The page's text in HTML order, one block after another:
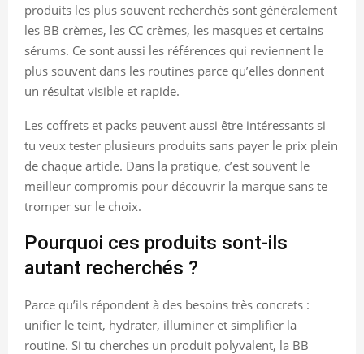
produits les plus souvent recherchés sont généralement
les BB crèmes, les CC crèmes, les masques et certains
sérums. Ce sont aussi les références qui reviennent le
plus souvent dans les routines parce qu’elles donnent
un résultat visible et rapide.
Les coffrets et packs peuvent aussi être intéressants si
tu veux tester plusieurs produits sans payer le prix plein
de chaque article. Dans la pratique, c’est souvent le
meilleur compromis pour découvrir la marque sans te
tromper sur le choix.
Pourquoi ces produits sont-ils
autant recherchés ?
Parce qu’ils répondent à des besoins très concrets :
unifier le teint, hydrater, illuminer et simplifier la
routine. Si tu cherches un produit polyvalent, la BB